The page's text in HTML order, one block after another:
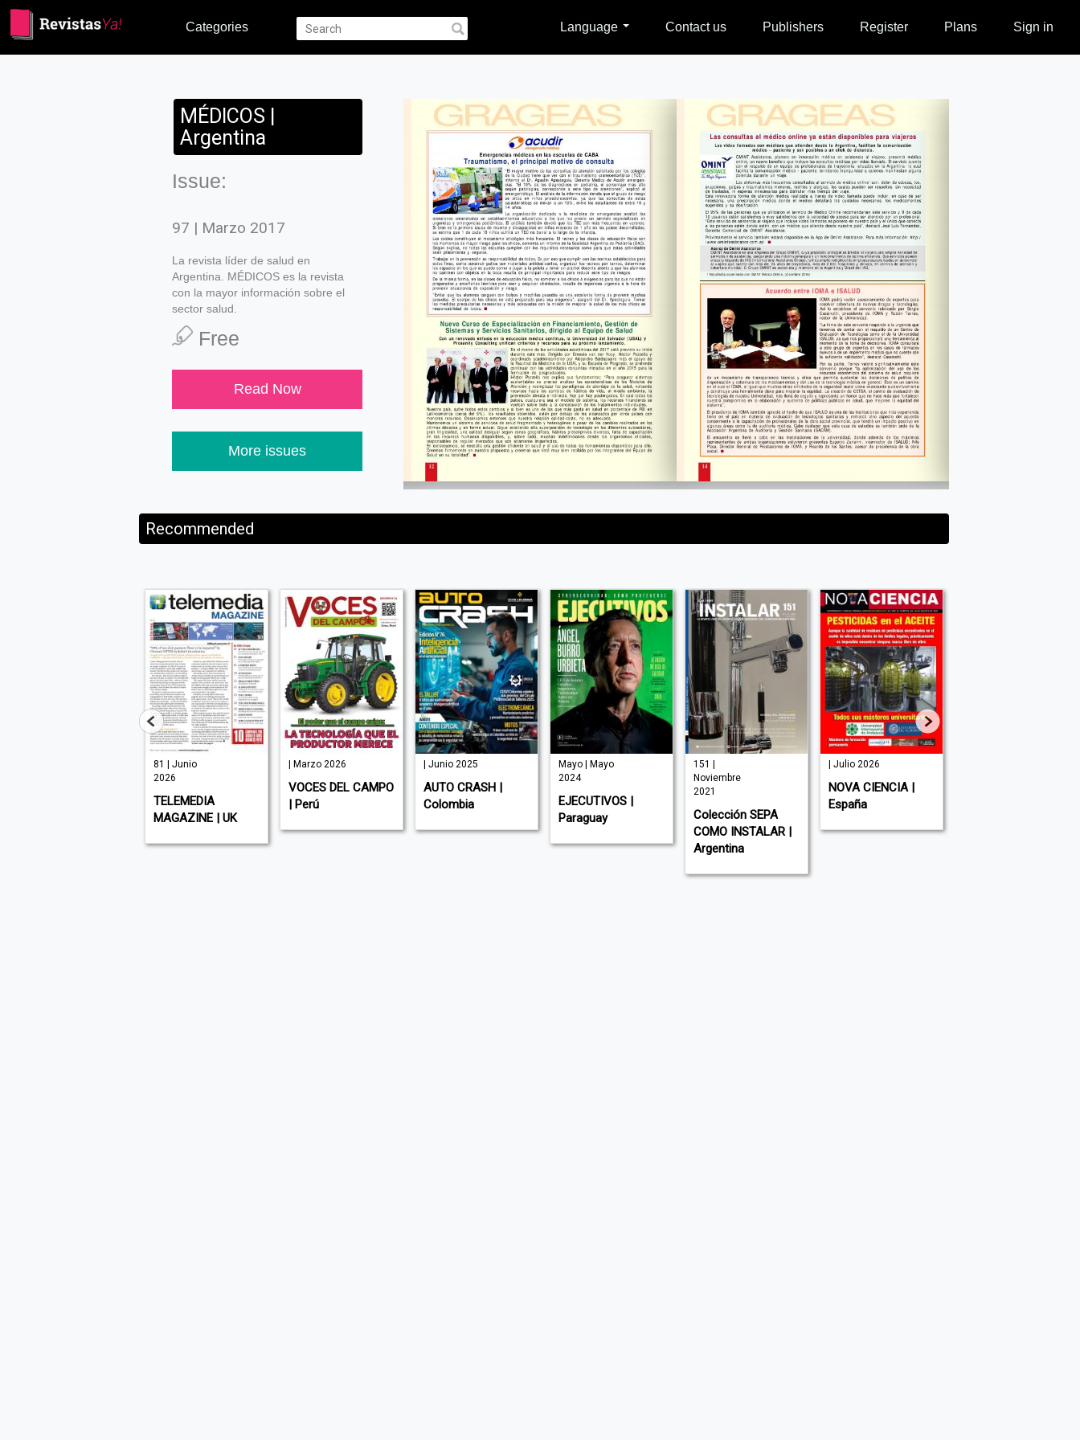
Categories Language Contact us Publishers Register Plans Sign in
MÉDICOS |
Argentina
Issue:
97 | Marzo 2017
La revista líder de salud en
Argentina. MÉDICOS es la revista
con la mayor información sobre el
sector salud.
Free
Read Now
More issues
Recommended
81 | Junio
TELEMEDIA
MAGAZINE | UK
| Marzo 2026
VOCES DEL CAMPO
| Junio 2025
AUTO CRASH |
Colombia
Mayo | Mayo
EJECUTIVOS |
Paraguay
Noviembre
Colección SEPA
COMO INSTALAR |
Argentina
| Julio 2026
NOVA CIENCIA |
España